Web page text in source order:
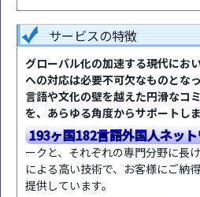
サービスの特徴
グローバル化の加速する現代にお
への対応は必要不可欠なものとな
言語や文化の壁を越えた円滑なコ
を、あらゆる角度からサポートしま
193ヶ国182言語外国人ネッ
ークと、それぞれの専門分野に長
による高い技術で、お客様にご納
提供しています。